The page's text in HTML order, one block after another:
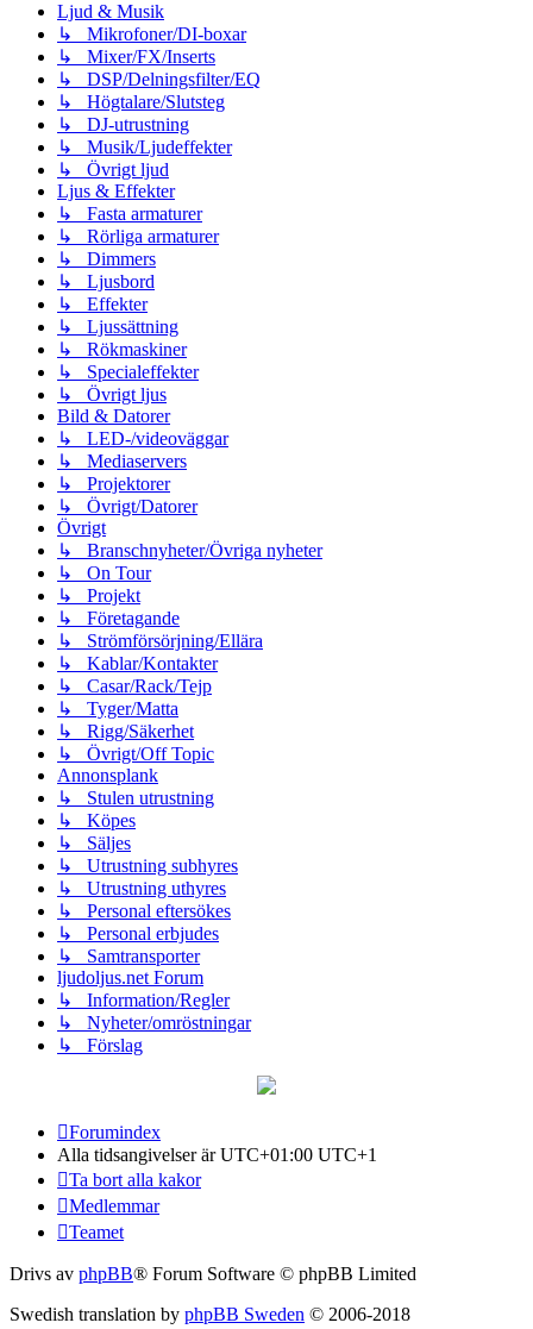
Ljud & Musik
↳ Mikrofoner/DI-boxar
↳ Mixer/FX/Inserts
↳ DSP/Delningsfilter/EQ
↳ Högtalare/Slutsteg
↳ DJ-utrustning
↳ Musik/Ljudeffekter
↳ Övrigt ljud
Ljus & Effekter
↳ Fasta armaturer
↳ Rörliga armaturer
↳ Dimmers
↳ Ljusbord
↳ Effekter
↳ Ljussättning
↳ Rökmaskiner
↳ Specialeffekter
↳ Övrigt ljus
Bild & Datorer
↳ LED-/videoväggar
↳ Mediaservers
↳ Projektorer
↳ Övrigt/Datorer
Övrigt
↳ Branschnyheter/Övriga nyheter
↳ On Tour
↳ Projekt
↳ Företagande
↳ Strömförsörjning/Ellära
↳ Kablar/Kontakter
↳ Casar/Rack/Tejp
↳ Tyger/Matta
↳ Rigg/Säkerhet
↳ Övrigt/Off Topic
Annonsplank
↳ Stulen utrustning
↳ Köpes
↳ Säljes
↳ Utrustning subhyres
↳ Utrustning uthyres
↳ Personal eftersökes
↳ Personal erbjudes
↳ Samtransporter
ljudoljus.net Forum
↳ Information/Regler
↳ Nyheter/omröstningar
↳ Förslag
Forumindex
Alla tidsangivelser är UTC+01:00 UTC+1
Ta bort alla kakor
Medlemmar
Teamet
Drivs av phpBB® Forum Software © phpBB Limited
Swedish translation by phpBB Sweden © 2006-2018